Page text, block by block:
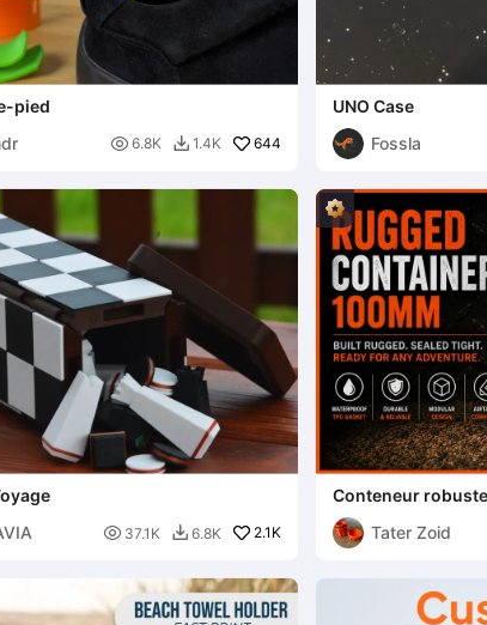
pied
 6.8K  1.4K 644
UNO Case
Fossla
 37.1K  6.8K 2.1K
Conteneur
en TPU
Tater Zoid